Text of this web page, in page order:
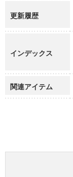
更新履歴
インデックス
関連アイテム